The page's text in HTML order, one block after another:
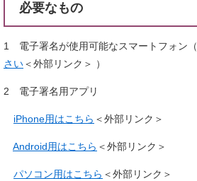
必要なもの
1 電子署名が使用可能なスマートフォン（
さい＜外部リンク＞ ）
2 電子署名用アプリ
iPhone用はこちら ＜外部リンク＞
Android用はこちら ＜外部リンク＞
パソコン用はこちら ＜外部リンク＞